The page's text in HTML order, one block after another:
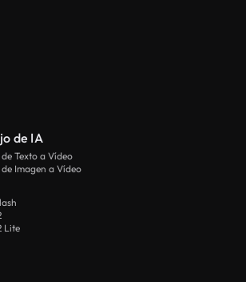
de IA
Texto a Vídeo
Imagen a Vídeo
Lite